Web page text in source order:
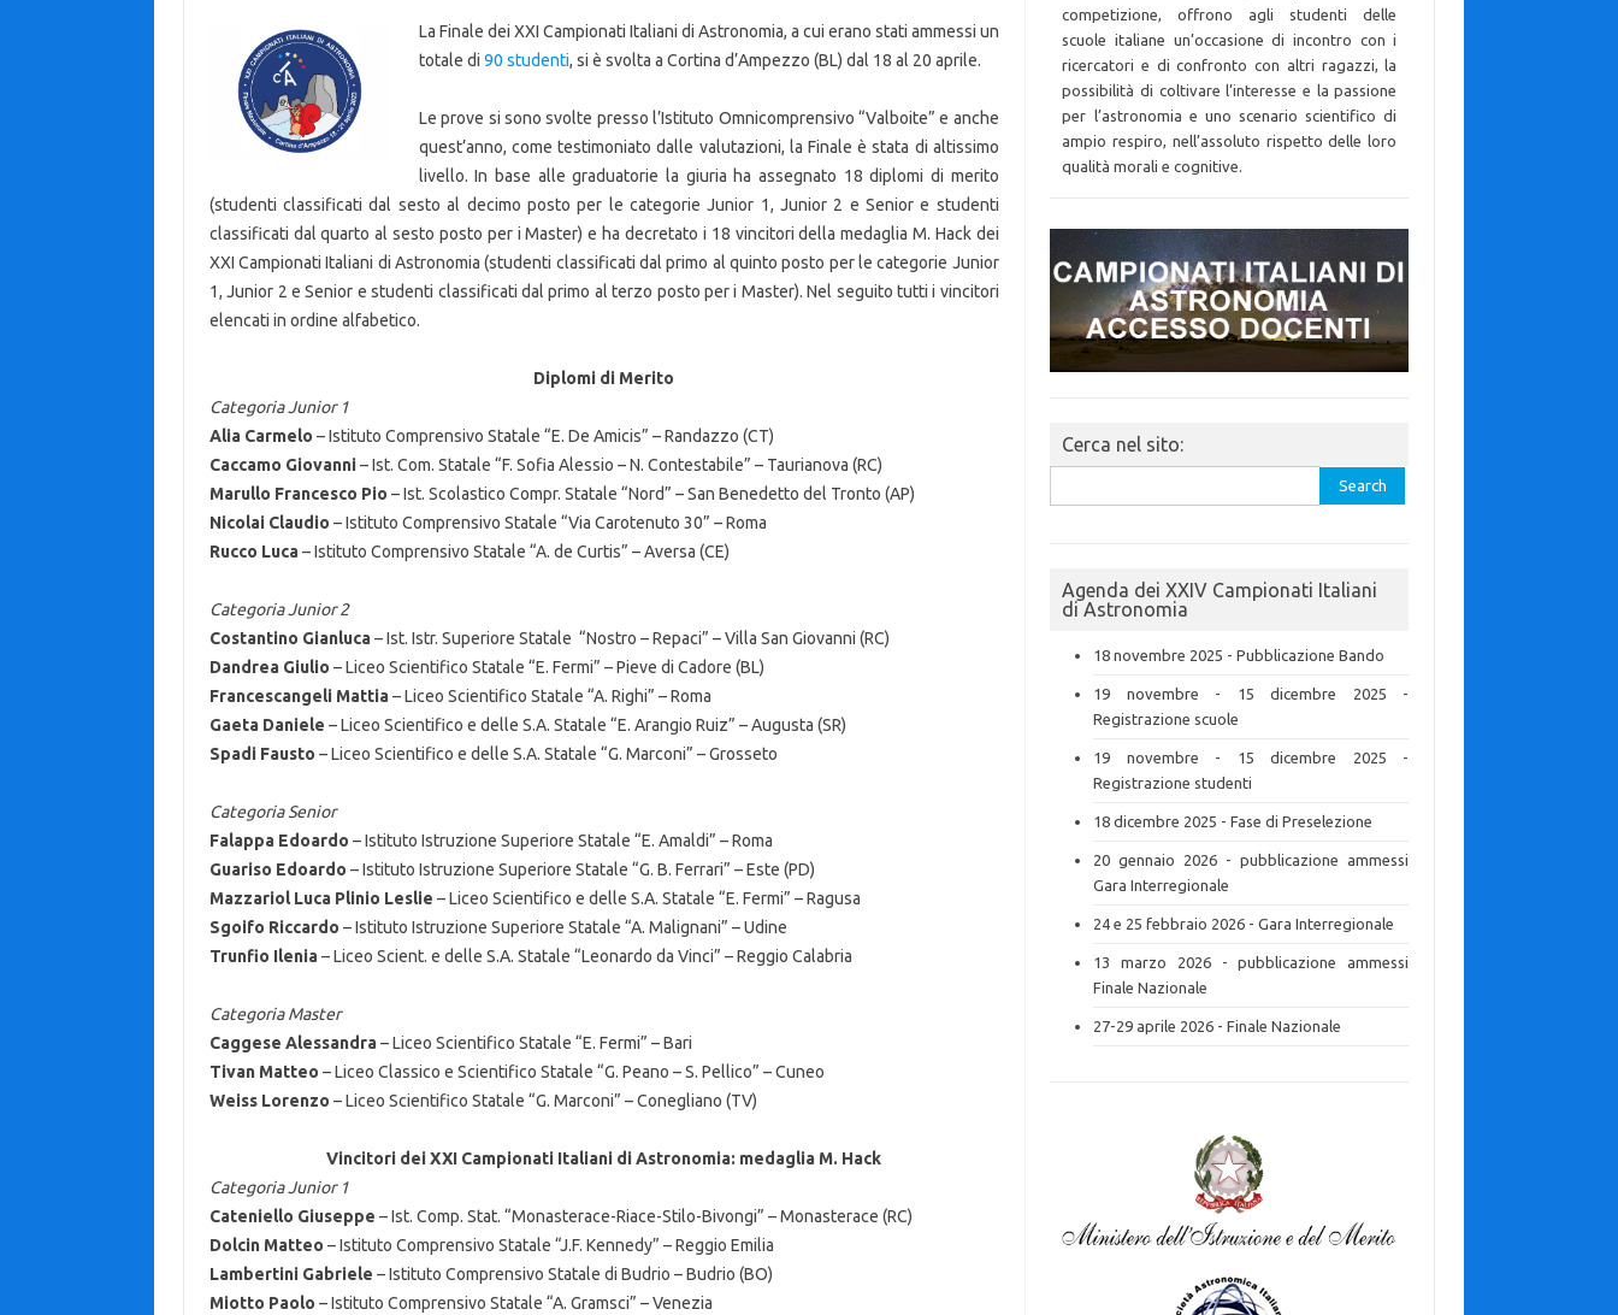
La Finale dei XXI Campionati Italiani di Astronomia, a cui erano stati ammessi un
totale di 90 studenti, si è svolta a Cortina d’Ampezzo (BL) dal 18 al 20 aprile.
Le prove si sono svolte presso l’Istituto Omnicomprensivo “Valboite” e anche
quest’anno, come testimoniato dalle valutazioni, la Finale è stata di altissimo
livello. In base alle graduatorie la giuria ha assegnato 18 diplomi di merito
(studenti classificati dal sesto al decimo posto per le categorie Junior 1, Junior 2 e Senior e studenti
classificati dal quarto al sesto posto per i Master) e ha decretato i 18 vincitori della medaglia M. Hack dei
XXI Campionati Italiani di Astronomia (studenti classificati dal primo al quinto posto per le categorie Junior
1, Junior 2 e Senior e studenti classificati dal primo al terzo posto per i Master). Nel seguito tutti i vincitori
elencati in ordine alfabetico.
Diplomi di Merito
Categoria Junior 1
Alia Carmelo – Istituto Comprensivo Statale “E. De Amicis” – Randazzo (CT)
Caccamo Giovanni– Ist. Com. Statale “F. Sofia Alessio – N. Contestabile” – Taurianova (RC)
Marullo Francesco Pio – Ist. Scolastico Compr. Statale “Nord” – San Benedetto del Tronto (AP)
Nicolai Claudio – Istituto Comprensivo Statale “Via Carotenuto 30” – Roma
Rucco Luca– Istituto Comprensivo Statale “A. de Curtis” – Aversa (CE)
Categoria Junior 2
Costantino Gianluca– Ist. Istr. Superiore Statale “Nostro – Repaci” – Villa San Giovanni (RC)
Dandrea Giulio – Liceo Scientifico Statale “E. Fermi” – Pieve di Cadore (BL)
Francescangeli Mattia– Liceo Scientifico Statale “A. Righi” – Roma
Gaeta Daniele – Liceo Scientifico e delle S.A. Statale “E. Arangio Ruiz” – Augusta (SR)
Spadi Fausto – Liceo Scientifico e delle S.A. Statale “G. Marconi” – Grosseto
Categoria Senior
Falappa Edoardo – Istituto Istruzione Superiore Statale “E. Amaldi” – Roma
Guariso Edoardo – Istituto Istruzione Superiore Statale “G. B. Ferrari” – Este (PD)
Mazzariol Luca Plinio Leslie – Liceo Scientifico e delle S.A. Statale “E. Fermi” – Ragusa
Sgoifo Riccardo – Istituto Istruzione Superiore Statale “A. Malignani” – Udine
Trunfio Ilenia– Liceo Scient. e delle S.A. Statale “Leonardo da Vinci” – Reggio Calabria
Categoria Master
Caggese Alessandra– Liceo Scientifico Statale “E. Fermi” – Bari
Tivan Matteo – Liceo Classico e Scientifico Statale “G. Peano – S. Pellico” – Cuneo
Weiss Lorenzo – Liceo Scientifico Statale “G. Marconi” – Conegliano (TV)
Vincitori dei XXI Campionati Italiani di Astronomia: medaglia M. Hack
Categoria Junior 1
Cateniello Giuseppe – Ist. Comp. Stat. “Monasterace-Riace-Stilo-Bivongi” – Monasterace (RC)
Dolcin Matteo – Istituto Comprensivo Statale “J.F. Kennedy” – Reggio Emilia
Lambertini Gabriele – Istituto Comprensivo Statale di Budrio – Budrio (BO)
Miotto Paolo – Istituto Comprensivo Statale “A. Gramsci” – Venezia
competizione, offrono agli studenti delle
scuole italiane un’occasione di incontro con i
ricercatori e di confronto con altri ragazzi, la
possibilità di coltivare l’interesse e la passione
per l’astronomia e uno scenario scientifico di
ampio respiro, nell’assoluto rispetto delle loro
qualità morali e cognitive.
Cerca nel sito:
for:
Agenda dei XXIV Campionati Italiani
di Astronomia
18 novembre 2025 - Pubblicazione Bando
19 novembre - 15 dicembre 2025 -
Registrazione scuole
19 novembre - 15 dicembre 2025 -
Registrazione studenti
18 dicembre 2025 - Fase di Preselezione
20 gennaio 2026 - pubblicazione ammessi
Gara Interregionale
24 e 25 febbraio 2026 - Gara Interregionale
13 marzo 2026 - pubblicazione ammessi
Finale Nazionale
27-29 aprile 2026 - Finale Nazionale